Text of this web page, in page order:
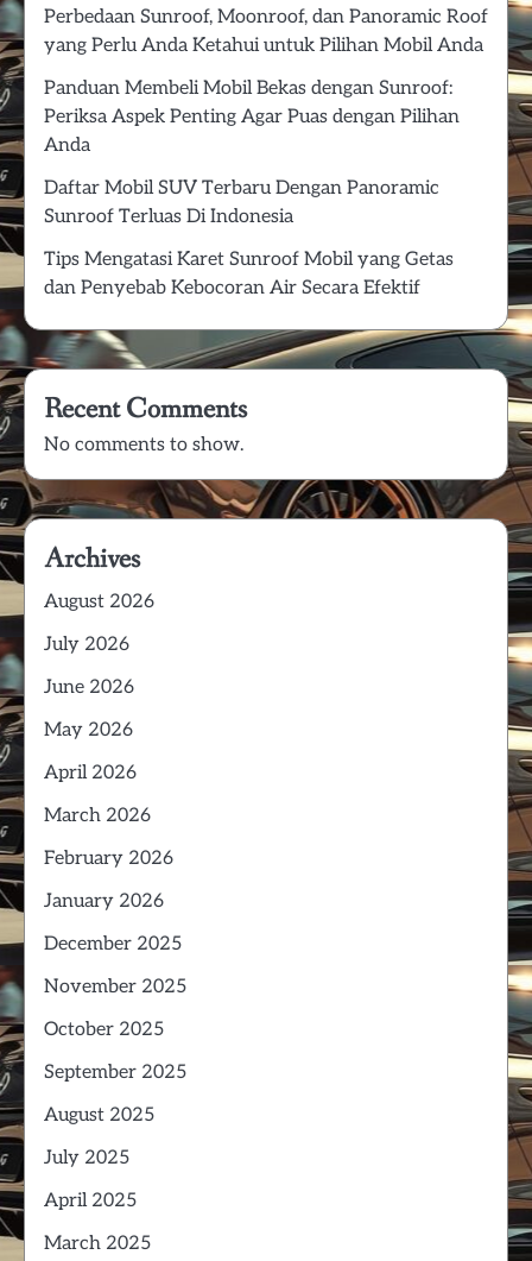
Perbedaan Sunroof, Moonroof, dan Panoramic Roof
yang Perlu Anda Ketahui untuk Pilihan Mobil Anda
Panduan Membeli Mobil Bekas dengan Sunroof:
Periksa Aspek Penting Agar Puas dengan Pilihan
Anda
Daftar Mobil SUV Terbaru Dengan Panoramic
Sunroof Terluas Di Indonesia
Tips Mengatasi Karet Sunroof Mobil yang Getas
dan Penyebab Kebocoran Air Secara Efektif
Recent Comments
No comments to show.
Archives
August 2026
July 2026
June 2026
May 2026
April 2026
March 2026
February 2026
January 2026
December 2025
November 2025
October 2025
September 2025
August 2025
July 2025
April 2025
March 2025